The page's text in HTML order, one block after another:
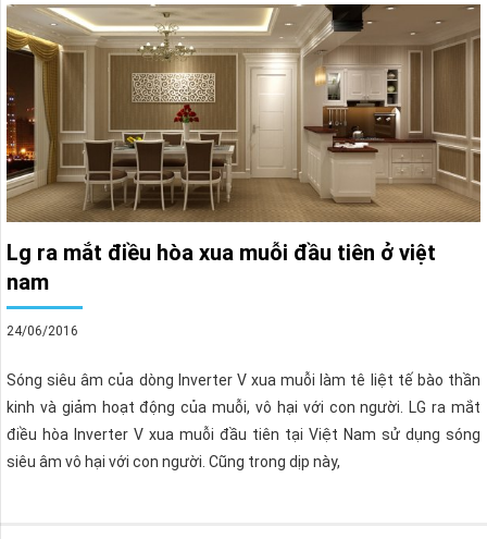
Lg ra mắt điều hòa xua muỗi đầu tiên ở việt
nam
24/06/2016
Sóng siêu âm của dòng Inverter V xua muỗi làm tê liệt tế bào thần
kinh và giảm hoạt động của muỗi, vô hại với con người. LG ra mắt
điều hòa Inverter V xua muỗi đầu tiên tại Việt Nam sử dụng sóng
siêu âm vô hại với con người. Cũng trong dịp này,